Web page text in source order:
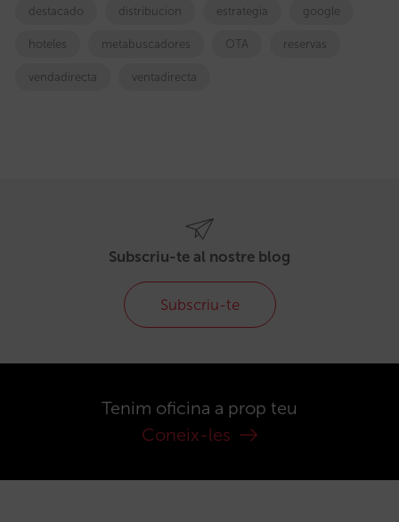
destacado distribucion estrategia google
hoteles metabuscadores OTA reservas
vendadirecta ventadirecta
Subscriu-te al nostre blog
Subscriu-te
Tenim oficina a prop teu
Coneix-les